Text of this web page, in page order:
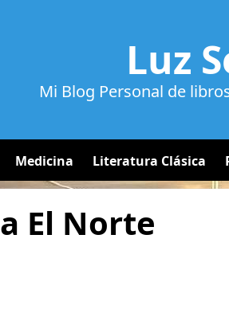
Luz
Mi Blog Personal de
Medicina Literatura Clásica
El Norte